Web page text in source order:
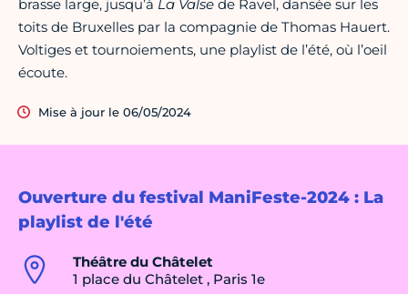
Ouverture du festival ManiFeste-2024 : La
playlist de l'été
Théâtre du Châtelet
1 place du Châtelet , Paris 1e
brasse large, jusqu’à La Valse de Ravel, dansée sur les
toits de Bruxelles par la compagnie de Thomas Hauert.
Voltiges et tournoiements, une playlist de l’été, où l’oeil
écoute.
Mise à jour le 06/05/2024